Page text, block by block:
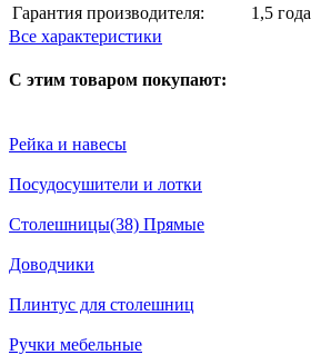
Гарантия производителя:
1,5 года
Все характеристики
С этим товаром покупают:
Рейка и навесы
Посудосушители и лотки
Столешницы(38) Прямые
Доводчики
Плинтус для столешниц
Ручки мебельные